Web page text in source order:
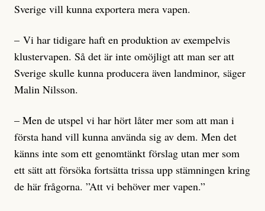
Sverige vill kunna exportera mera vapen.
– Vi har tidigare haft en produktion av exempelvis
klustervapen. Så det är inte omöjligt att man ser att
Sverige skulle kunna producera även landminor, säger
Malin Nilsson.
– Men de utspel vi har hört låter mer som att man i
första hand vill kunna använda sig av dem. Men det
känns inte som ett genomtänkt förslag utan mer som
ett sätt att försöka fortsätta trissa upp stämningen kring
de här frågorna. ”Att vi behöver mer vapen.”